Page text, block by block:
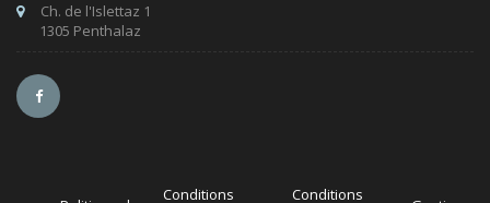
Ch. de l'Islettaz 1
1305 Penthalaz
Conditions Conditions